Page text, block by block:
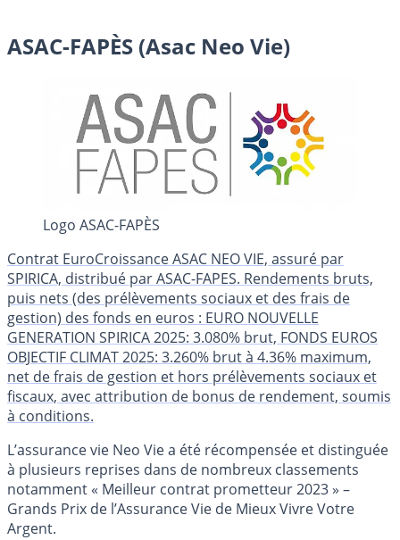
ASAC-FAPÈS (Asac Neo Vie)
Logo ASAC-FAPÈS
Contrat EuroCroissance ASAC NEO VIE, assuré par
SPIRICA, distribué par ASAC-FAPES. Rendements bruts,
puis nets (des prélèvements sociaux et des frais de
gestion) des fonds en euros : EURO NOUVELLE
GENERATION SPIRICA 2025: 3.080% brut, FONDS EUROS
OBJECTIF CLIMAT 2025: 3.260% brut à 4.36% maximum,
net de frais de gestion et hors prélèvements sociaux et
fiscaux, avec attribution de bonus de rendement, soumis
à conditions.
L’assurance vie Neo Vie a été récompensée et distinguée
à plusieurs reprises dans de nombreux classements
notamment « Meilleur contrat prometteur 2023 » –
Grands Prix de l’Assurance Vie de Mieux Vivre Votre
Argent.